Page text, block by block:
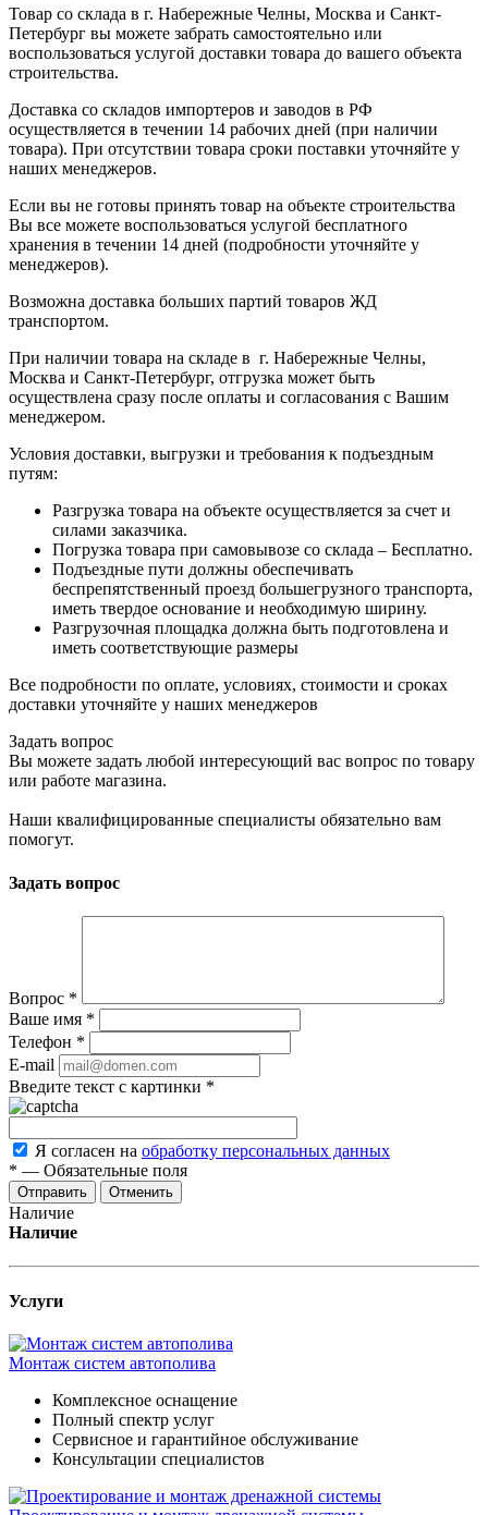
Товар со склада в г. Набережные Челны, Москва и Санкт-
Петербург вы можете забрать самостоятельно или
воспользоваться услугой доставки товара до вашего объекта
строительства.
Доставка со складов импортеров и заводов в РФ
осуществляется в течении 14 рабочих дней (при наличии
товара). При отсутствии товара сроки поставки уточняйте у
наших менеджеров.
Если вы не готовы принять товар на объекте строительства
Вы все можете воспользоваться услугой бесплатного
хранения в течении 14 дней (подробности уточняйте у
менеджеров).
Возможна доставка больших партий товаров ЖД
транспортом.
При наличии товара на складе в г. Набережные Челны,
Москва и Санкт-Петербург, отгрузка может быть
осуществлена сразу после оплаты и согласования с Вашим
менеджером.
Условия доставки, выгрузки и требования к подъездным
путям:
Разгрузка товара на объекте осуществляется за счет и
силами заказчика.
Погрузка товара при самовывозе со склада – Бесплатно.
Подъездные пути должны обеспечивать
беспрепятственный проезд большегрузного транспорта,
иметь твердое основание и необходимую ширину.
Разгрузочная площадка должна быть подготовлена и
иметь соответствующие размеры
Все подробности по оплате, условиях, стоимости и сроках
доставки уточняйте у наших менеджеров
Задать вопрос
Вы можете задать любой интересующий вас вопрос по товару
или работе магазина.
Наши квалифицированные специалисты обязательно вам
помогут.
Задать вопрос
Вопрос *
Ваше имя *
Телефон *
E-mail
Введите текст с картинки *
Я согласен на обработку персональных данных
* — Обязательные поля
Отменить
Наличие
Наличие
Услуги
Монтаж систем автополива
Комплексное оснащение
Полный спектр услуг
Сервисное и гарантийное обслуживание
Консультации специалистов